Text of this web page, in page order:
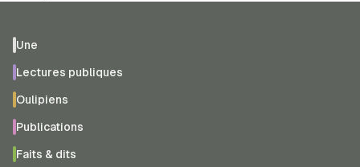
Une
Lectures publiques
Oulipiens
Publications
Faits & dits